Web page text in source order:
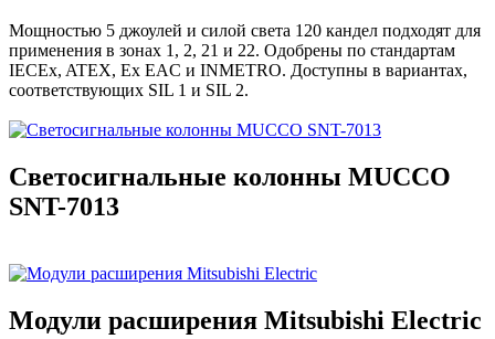
Мощностью 5 джоулей и силой света 120 кандел подходят для
применения в зонах 1, 2, 21 и 22. Одобрены по стандартам
IECEx, ATEX, Ex EAC и INMETRO. Доступны в вариантах,
соответствующих SIL 1 и SIL 2.
Светосигнальные колонны MUCCO
SNT-7013
Модули расширения Mitsubishi Electric